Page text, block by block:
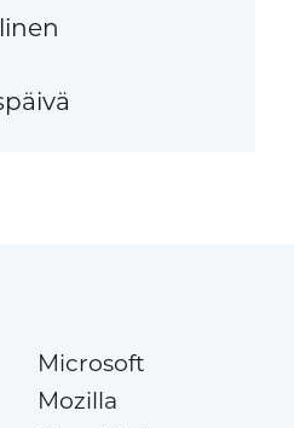
Microsoft
Mozilla